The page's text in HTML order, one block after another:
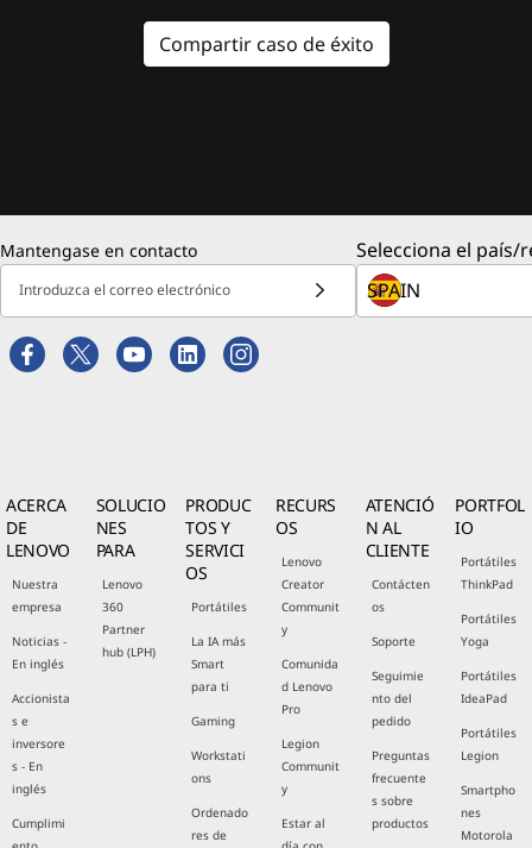
Compartir caso de éxito
Mantengase en contacto
Introduzca el correo electrónico
Selecciona el país/
ACERCA
DE
LENOVO
Nuestra
empresa
Noticias -
En inglés
Accionista
s e
inversore
s - En
inglés
Cumplimi
SOLUCIO
NES
PARA
Lenovo
360
Partner
hub (LPH)
PRODUC
TOS Y
SERVICI
OS
Portátiles
La IA más
Smart
para ti
Gaming
Workstati
ons
Ordenado
res de
RECURS
OS
Lenovo
Creator
Communit
y
Comunida
d Lenovo
Pro
Legion
Communit
y
Estar al
ATENCIÓ
N AL
CLIENTE
Contácten
os
Soporte
Seguimie
nto del
pedido
Preguntas
frecuente
s sobre
productos
PORTFOL
IO
Portátiles
ThinkPad
Portátiles
Yoga
Portátiles
IdeaPad
Portátiles
Legion
Smartpho
nes
Motorola